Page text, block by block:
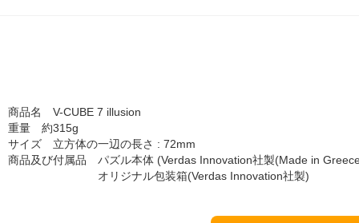
商品名 V-CUBE 7 illusion
重量 約315g
サイズ 立方体の一辺の長さ : 72mm
商品及び付属品 パズル本体 (Verdas Innovation社製(Made in
オリジナル包装箱(Verdas Innovation社製)